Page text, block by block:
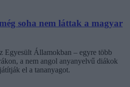
soha nem láttak a magyar
Egyesült Államokban – egyre több
a nem angol anyanyelvű diákok
el a tananyagot.